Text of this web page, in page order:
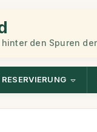
den Spuren
RESERVIERUNG